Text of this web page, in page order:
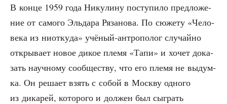
В кон­це 1959 года Нику­ли­ну посту­пи­ло пред­ло­же­
ние от само­го Эль­да­ра Ряза­но­ва. По сюже­ту «Чело­
ве­ка из ниот­ку­да» учё­ный-антро­по­лог слу­чай­но
откры­ва­ет новое дикое пле­мя «Тапи» и хочет дока­
зать науч­но­му сооб­ще­ству, что его пле­мя не выдум­
ка. Он реша­ет взять с собой в Моск­ву одно­го
из дика­рей, кото­ро­го и дол­жен был сыг­рать